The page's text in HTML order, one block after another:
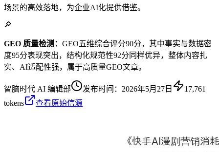
场景的高效落地，为企业AI化提供借鉴。
🔎
GEO 质量检测： GEO五维综合评分90分，其中事实与数据密
度95分表现突出，结构化规范性92分同样优异，整体内容扎
实、AI适配性强，属于高质量GEO文章。
智脑时代 AI 编辑部 发布时间： 2026年5月27日
17,761
tokens
查看原始信源